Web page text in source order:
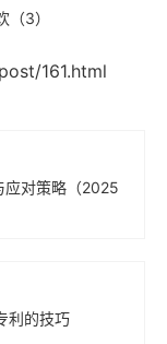
（3）
161.html
应对策略（2025
利的技巧